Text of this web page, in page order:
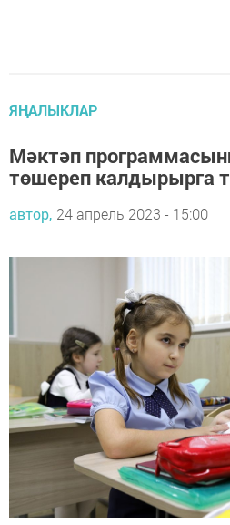
ЯҢАЛЫКЛАР
Мәктәп
төшереп калдырырга
автор, 24 апрель 2023 - 15:00